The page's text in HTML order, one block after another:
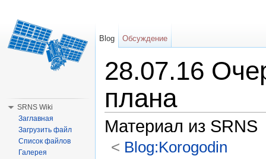
28.07.16
плана
Материал из SRNS
< Blog:Korogodin
Blog Обсуждение
SRNS Wiki
Заглавная
Загрузить файл
Список файлов
Галерея